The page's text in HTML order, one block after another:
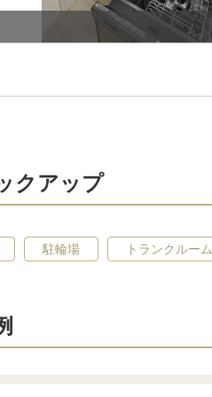
クアップ
駐輪場 トランクルーム